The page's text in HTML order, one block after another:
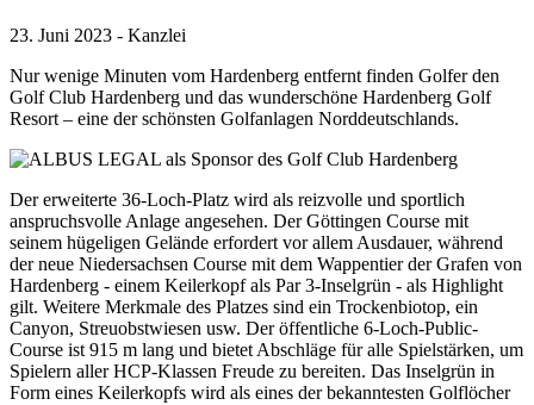
23. Juni 2023 - Kanzlei
Nur wenige Minuten vom Hardenberg entfernt finden Golfer den
Golf Club Hardenberg und das wunderschöne Hardenberg Golf
Resort – eine der schönsten Golfanlagen Norddeutschlands.
Der erweiterte 36-Loch-Platz wird als reizvolle und sportlich
anspruchsvolle Anlage angesehen. Der Göttingen Course mit
seinem hügeligen Gelände erfordert vor allem Ausdauer, während
der neue Niedersachsen Course mit dem Wappentier der Grafen von
Hardenberg - einem Keilerkopf als Par 3-Inselgrün - als Highlight
gilt. Weitere Merkmale des Platzes sind ein Trockenbiotop, ein
Canyon, Streuobstwiesen usw. Der öffentliche 6-Loch-Public-
Course ist 915 m lang und bietet Abschläge für alle Spielstärken, um
Spielern aller HCP-Klassen Freude zu bereiten. Das Inselgrün in
Form eines Keilerkopfs wird als eines der bekanntesten Golflöcher